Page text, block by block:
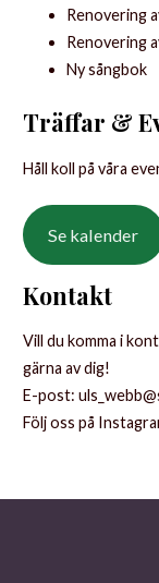
Renovering
Renovering
Ny sångbok
Träffar &
Håll koll på våra
Se kalender
Kontakt
Vill du komma i
gärna av dig!
E-post:
Följ oss på